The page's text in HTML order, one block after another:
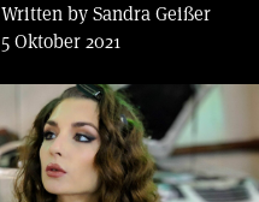
Written by Sandra Geißer
5 Oktober 2021